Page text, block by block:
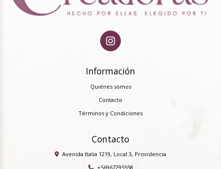
Información
Quiénes somos
Contacto
Términos y Condiciones
Contacto
Avenida Italia 1219, Local 3, Providencia
+56967295558